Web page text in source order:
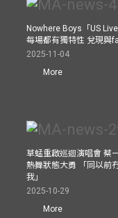
Nowhere Boys「US
每場都有獨特性 兌現與
2025-11-04
More
草蜢重啟巡迴演唱會 蔡
熱舞狀態大勇 「同以前
我」
2025-10-29
More